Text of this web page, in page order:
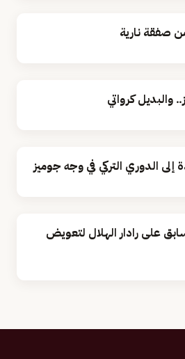
صفقة نارية
كرواتي
إلى الدوري التركي في وجه جوميز
على رادار الهلال لتعويض